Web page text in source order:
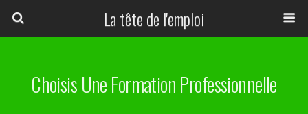
La tête de l'emploi
Choisis Une Formation Professionnelle